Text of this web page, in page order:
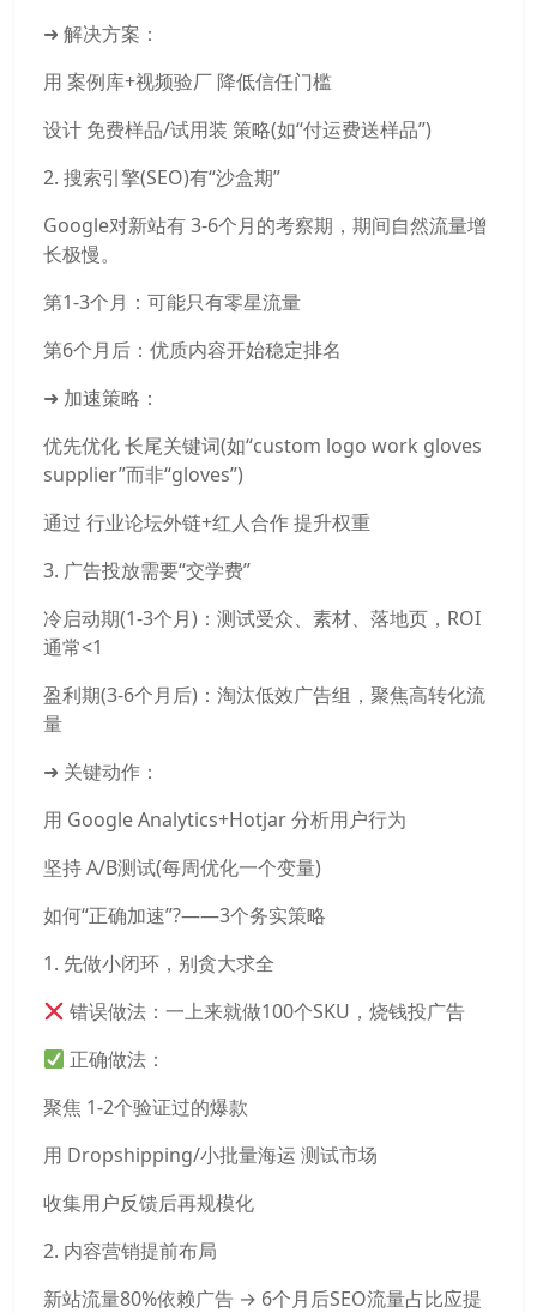
➜ 解决方案：
用 案例库+视频验厂 降低信任门槛
设计 免费样品/试用装 策略(如“付运费送样品”)
2. 搜索引擎(SEO)有“沙盒期”
Google对新站有 3-6个月的考察期，期间自然流量增
长极慢。
第1-3个月：可能只有零星流量
第6个月后：优质内容开始稳定排名
➜ 加速策略：
优先优化 长尾关键词(如“custom logo work gloves
supplier”而非“gloves”)
通过 行业论坛外链+红人合作 提升权重
3. 广告投放需要“交学费”
冷启动期(1-3个月)：测试受众、素材、落地页，ROI
通常<1
盈利期(3-6个月后)：淘汰低效广告组，聚焦高转化流
量
➜ 关键动作：
用 Google Analytics+Hotjar 分析用户行为
坚持 A/B测试(每周优化一个变量)
如何“正确加速”?——3个务实策略
1. 先做小闭环，别贪大求全
错误做法：一上来就做100个SKU，烧钱投广告
正确做法：
聚焦 1-2个验证过的爆款
用 Dropshipping/小批量海运 测试市场
收集用户反馈后再规模化
2. 内容营销提前布局
新站流量80%依赖广告 → 6个月后SEO流量占比应提